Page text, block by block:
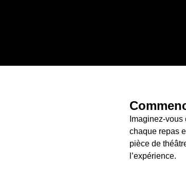
Imaginez-
chaque repas
pièce de
l’expérience.